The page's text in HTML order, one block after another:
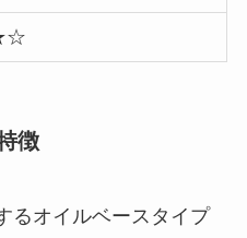
徴
るオイルベースタイプ